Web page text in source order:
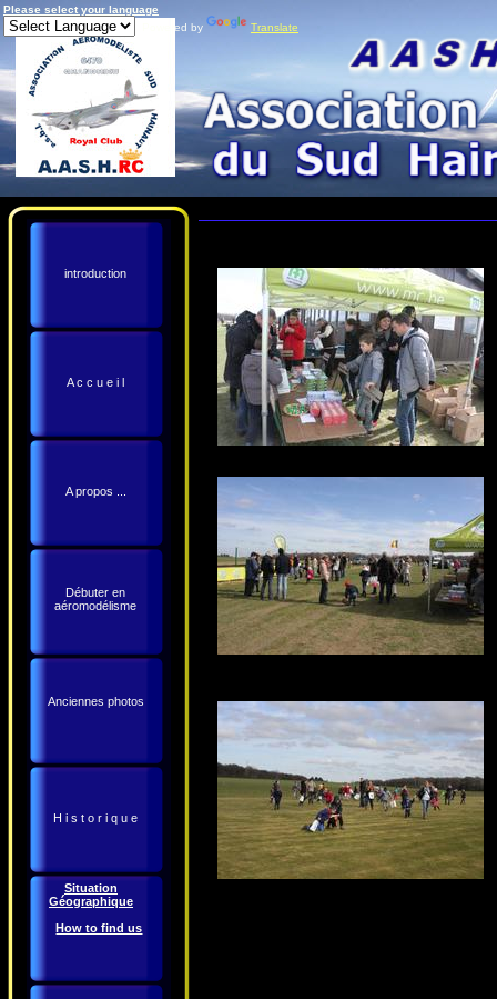
Please select your language
Powered by
Translate
introduction
A c c u e i l
A propos ...
Débuter en
aéromodélisme
Anciennes photos
H i s t o r i q u e
Situation
Géographique
How to find us